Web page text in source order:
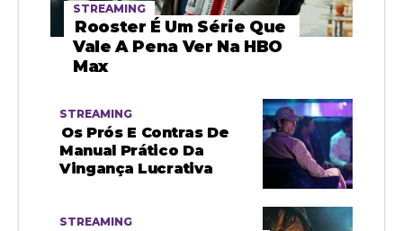
STREAMING
Rooster É Um Série Que
Vale A Pena Ver Na HBO
Max
STREAMING
Os Prós E Contras De
Manual Prático Da
Vingança Lucrativa
STREAMING